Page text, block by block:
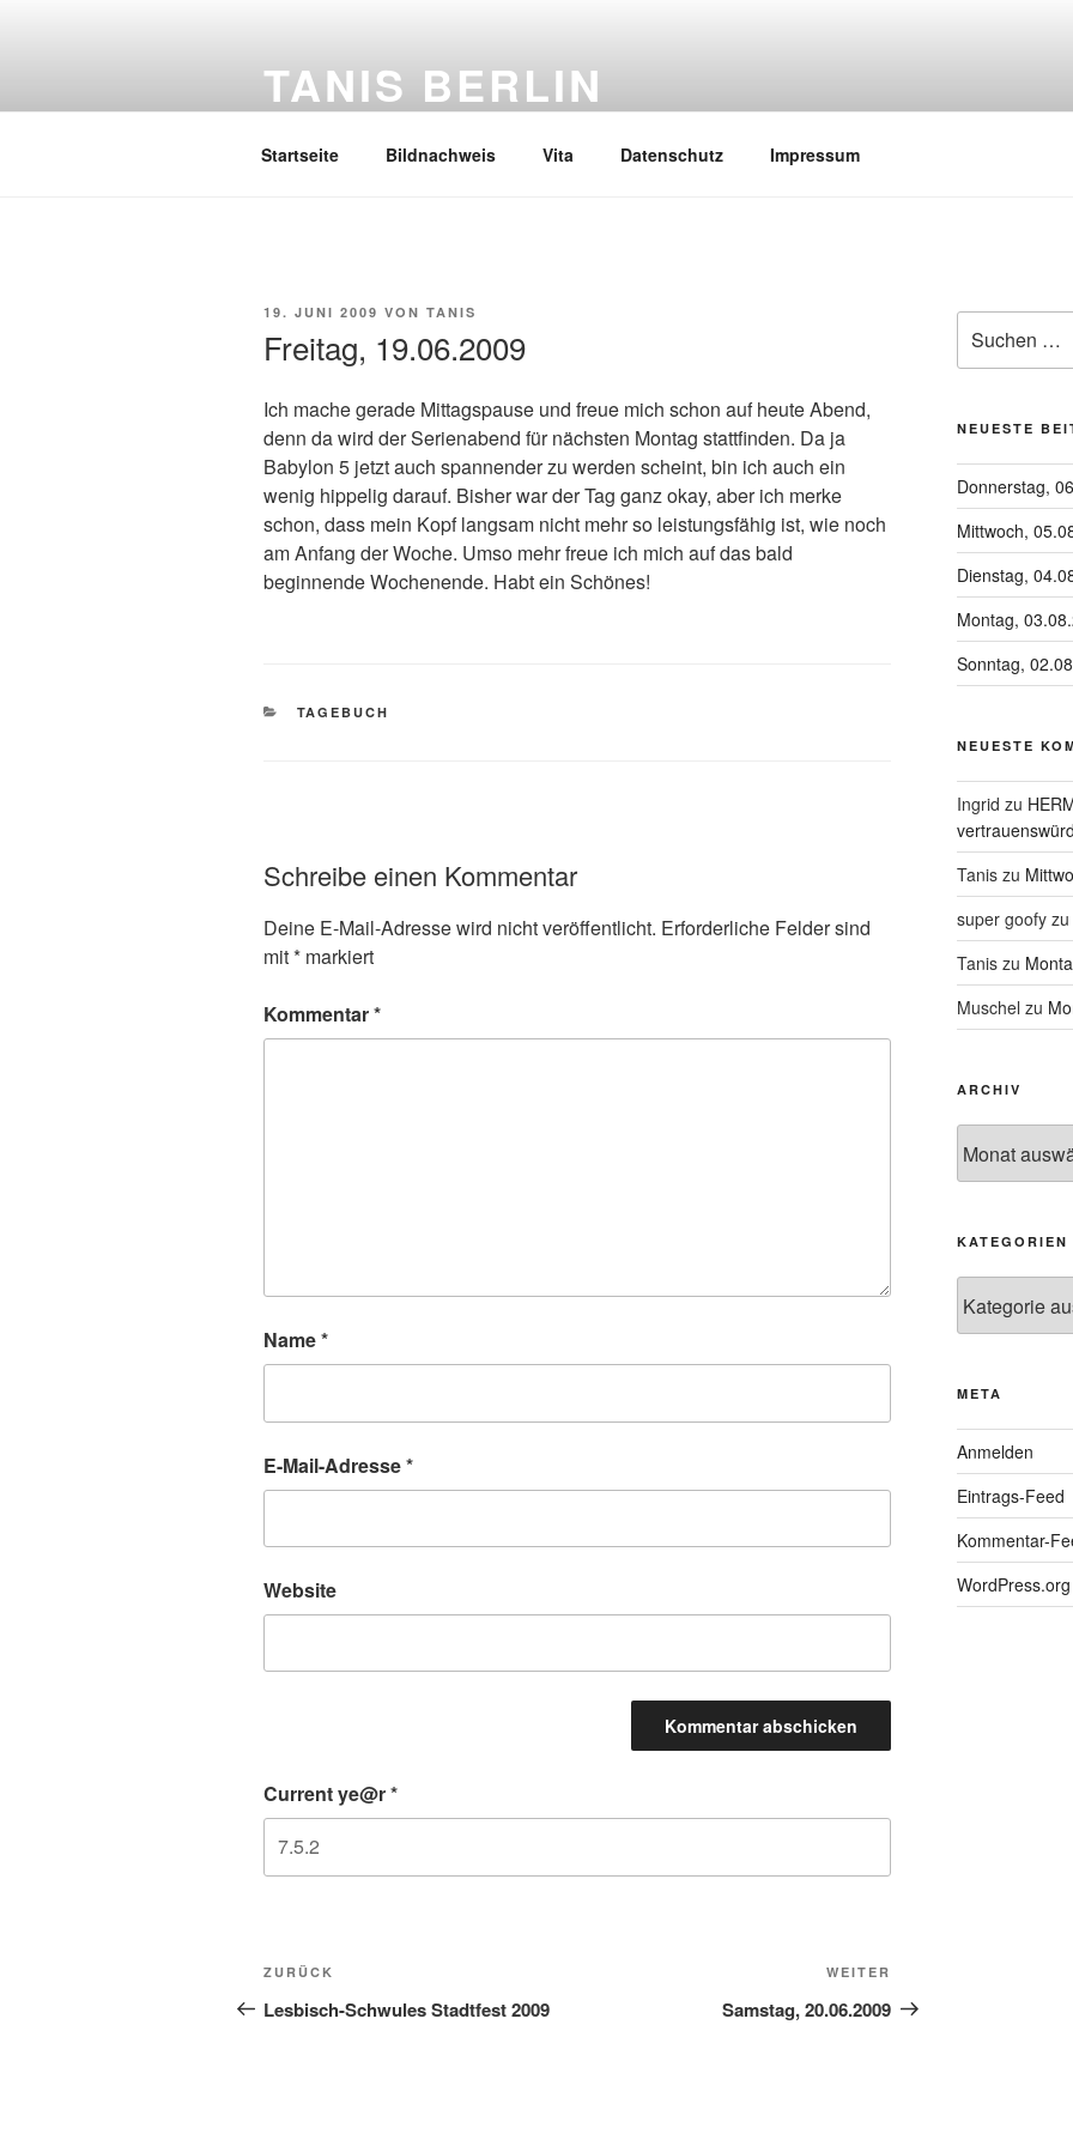
TANIS BERLIN
Startseite Bildnachweis Vita Datenschutz Impressum
VERÖFFENTLICHT
19. JUNI 2009 VON TANIS
Freitag, 19.06.2009
Ich mache gerade Mittagspause und freue mich schon auf heute Abend,
denn da wird der Serienabend für nächsten Montag stattfinden. Da ja
Babylon 5 jetzt auch spannender zu werden scheint, bin ich auch ein
wenig hippelig darauf. Bisher war der Tag ganz okay, aber ich merke
schon, dass mein Kopf langsam nicht mehr so leistungsfähig ist, wie noch
am Anfang der Woche. Umso mehr freue ich mich auf das bald
beginnende Wochenende. Habt ein Schönes!
KATEGORIEN
TAGEBUCH
Schreibe einen Kommentar
Deine E-Mail-Adresse wird nicht veröffentlicht. Erforderliche Felder sind
mit* markiert
Kommentar*
Name*
E-Mail-Adresse*
Website
Current ye@r*
Beitragsnavigation
Vorheriger
Beitrag
ZURÜCK
Lesbisch-Schwules Stadtfest 2009
Beitrag
WEITER
Samstag, 20.06.2009
nach:
NEUESTE
Donnerstag,
Mittwoch,
Dienstag,
Montag,
Sonntag,
NEUESTE
Ingrid zu
Taniszu
super goofyzu
Taniszu
Muschel zu
ARCHIV
KATEGORIEN
META
Anmelden
Eintrags-Feed
Kommentar-
WordPress.org